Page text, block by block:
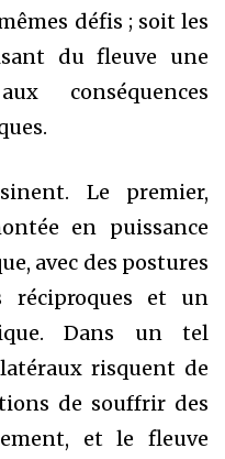
défis ; soit les
du fleuve une
conséquences
Le premier,
en puissance
avec des postures
réciproques et un
Dans un tel
risquent de
de souffrir des
et le fleuve